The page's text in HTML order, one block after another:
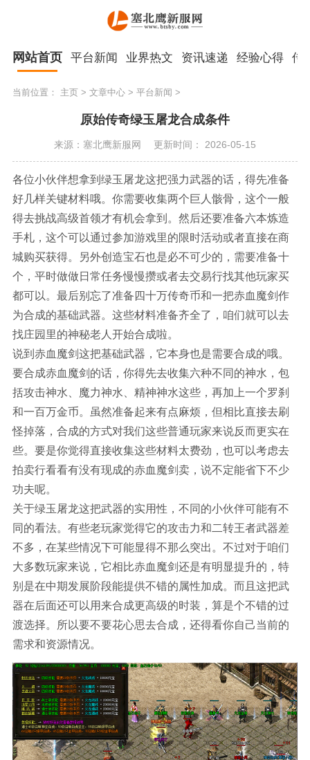
网站首页 平台新闻 业界热文 资讯速递 经验心得 传
当前位置： 主页> 文章中心> 平台新闻 >
原始传奇绿玉屠龙合成条件
来源：塞北鹰新服网 更新时间： 2026-05-15
各位小伙伴想拿到绿玉屠龙这把强力武器的话，得先准备
好几样关键材料哦。你需要收集两个巨人骸骨，这个一般
得去挑战高级首领才有机会拿到。然后还要准备六本炼造
手札，这个可以通过参加游戏里的限时活动或者直接在商
城购买获得。另外创造宝石也是必不可少的，需要准备十
个，平时做做日常任务慢慢攒或者去交易行找其他玩家买
都可以。最后别忘了准备四十万传奇币和一把赤血魔剑作
为合成的基础武器。这些材料准备齐全了，咱们就可以去
找庄园里的神秘老人开始合成啦。
说到赤血魔剑这把基础武器，它本身也是需要合成的哦。
要合成赤血魔剑的话，你得先去收集六种不同的神水，包
括攻击神水、魔力神水、精神神水这些，再加上一个罗刹
和一百万金币。虽然准备起来有点麻烦，但相比直接去刷
怪掉落，合成的方式对我们这些普通玩家来说反而更实在
些。要是你觉得直接收集这些材料太费劲，也可以考虑去
拍卖行看看有没有现成的赤血魔剑卖，说不定能省下不少
功夫呢。
关于绿玉屠龙这把武器的实用性，不同的小伙伴可能有不
同的看法。有些老玩家觉得它的攻击力和二转王者武器差
不多，在某些情况下可能显得不那么突出。不过对于咱们
大多数玩家来说，它相比赤血魔剑还是有明显提升的，特
别是在中期发展阶段能提供不错的属性加成。而且这把武
器在后面还可以用来合成更高级的时装，算是个不错的过
渡选择。所以要不要花心思去合成，还得看你自己当前的
需求和资源情况。